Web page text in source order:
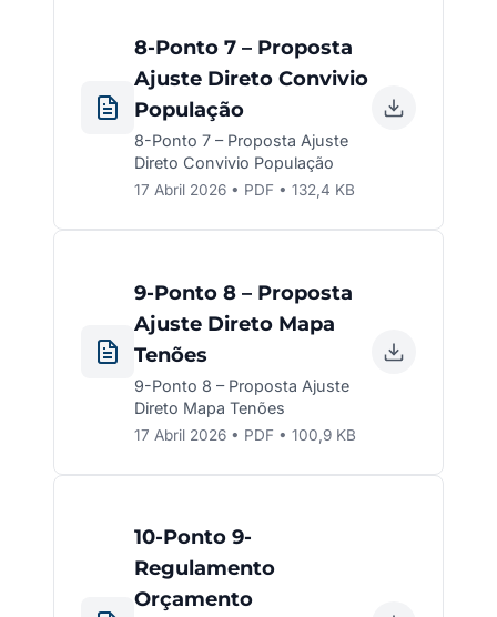
8-Ponto 7 – Proposta
Ajuste Direto Convivio
População
8-Ponto 7 – Proposta Ajuste
Direto Convivio População
17 Abril 2026 • PDF • 132,4 KB
9-Ponto 8 – Proposta
Ajuste Direto Mapa
Tenões
9-Ponto 8 – Proposta Ajuste
Direto Mapa Tenões
17 Abril 2026 • PDF • 100,9 KB
10-Ponto 9-
Regulamento
Orçamento